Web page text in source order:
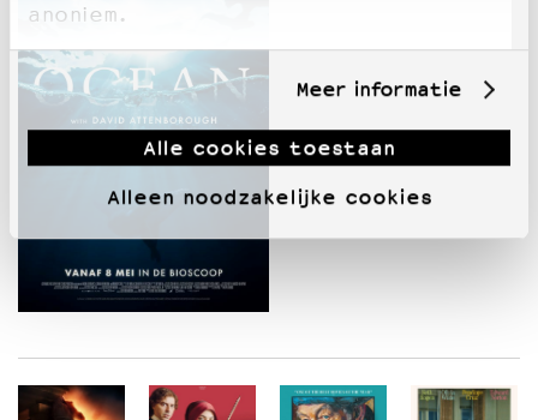
anoniem.
Meer informatie
Alle cookies toestaan
Alleen noodzakelijke cookies